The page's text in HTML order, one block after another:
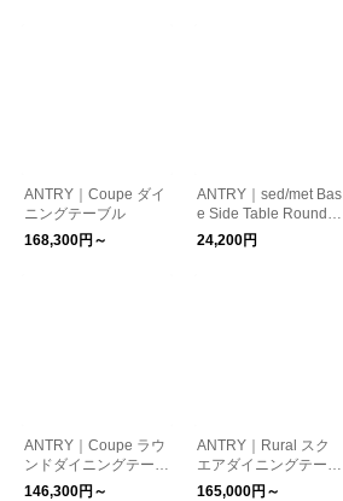
ANTRY｜Coupe ダイ
ニングテーブル
168,300円～
ANTRY｜sed/met Bas
e Side Table Round |
サイドテーブル
24,200円
ANTRY｜Coupe ラウ
ンドダイニングテーブ
ル
146,300円～
ANTRY｜Rural スク
エアダイニングテーブ
ル
165,000円～